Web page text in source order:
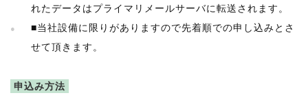
れたデータはプライマリメールサーバに転送されます。
■当社設備に限りがありますので先着順での申し込みとさ
せて頂きます。
申込み方法